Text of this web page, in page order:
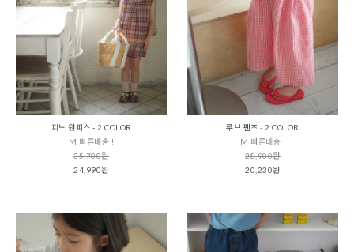
피노 원피스 - 2 COLOR
M 빠른배송 !
35,700원
24,990원
루브 팬츠 - 2 COLOR
M 빠른배송 !
28,900원
20,230원